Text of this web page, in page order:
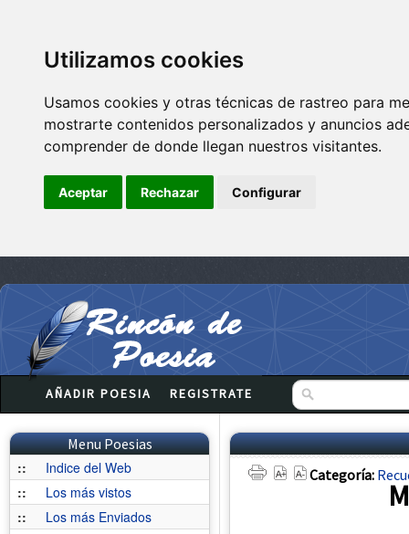
Utilizamos cookies
Usamos cookies y otras técnicas de rastreo para
mostrarte contenidos personalizados y anuncios
comprender de donde llegan nuestros visitantes.
Aceptar Rechazar Configurar
AÑADIR POESIA REGISTRATE
Menu Poesias
::
Indice del Web
::
Los más vistos
::
Los más Enviados
Categoría: